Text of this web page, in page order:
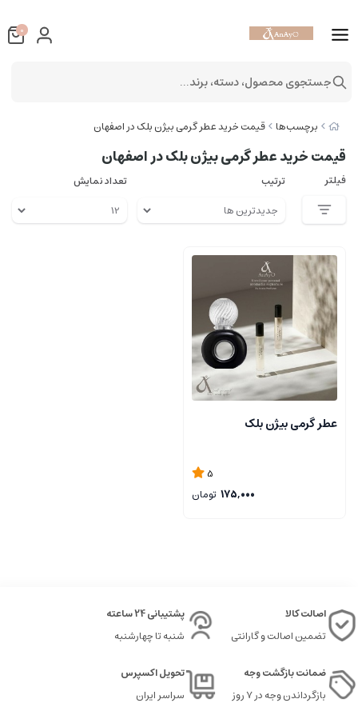
برچسب‌ها قیمت خرید عطر گرمی بیژن بلک در اصفهان
قیمت خرید عطر گرمی بیژن بلک در اصفهان
فیلتر ترتیب تعداد نمایش
عطر گرمی بیژن بلک
5
175,000 تومان
اصالت کالا
تضمین اصالت و گارانتی
پشتیبانی 24 ساعته
شنبه تا چهارشنبه
ضمانت بازگشت وجه
بازگرداندن وجه در ۷ روز
تحویل اکسپرس
سراسر ایران
0
جستجوی محصول، دسته، برند...